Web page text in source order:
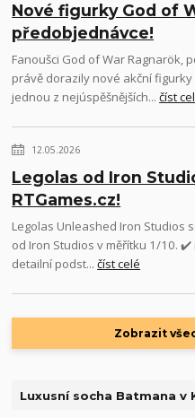
Nové figurky God of
předobjednávce!
Fanoušci God of War Ragnarök,
právě dorazily nové akční
jednou z nejúspěšnějších...číst
12.05.2026
Legolas od Iron
RTGames.cz!
Legolas Unleashed Iron Studios
od Iron Studios v měřítku 1/10.
detailní podst...číst celé
Zobrazit
Luxusní socha Batmana